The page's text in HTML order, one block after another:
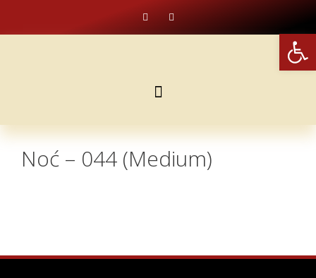
Noć – 044 (Medium)